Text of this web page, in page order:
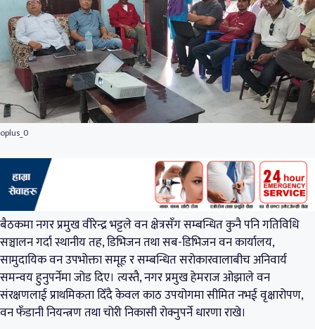
oplus_0
बैठकमा नगर प्रमुख वीरेन्द्र भट्टले वन क्षेत्रसँग सम्बन्धित कुनै पनि गतिविधि
सञ्चालन गर्दा स्थानीय तह, डिभिजन तथा सब-डिभिजन वन कार्यालय,
सामुदायिक वन उपभोक्ता समूह र सम्बन्धित सरोकारवालाबीच अनिवार्य
समन्वय हुनुपर्नेमा जोड दिए। त्यस्तै, नगर प्रमुख हेमराज ओझाले वन
संरक्षणलाई प्राथमिकता दिँदै केवल काठ उपयोगमा सीमित नभई वृक्षारोपण,
वन फँडानी नियन्त्रण तथा चोरी निकासी रोक्नुपर्ने धारणा राखे।